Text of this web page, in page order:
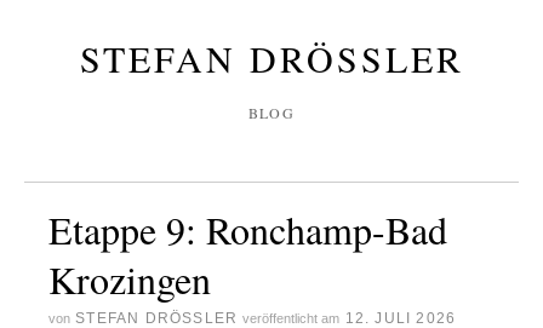
STEFAN DRÖSSLER
BLOG
Etappe 9: Ronchamp-Bad
Krozingen
von STEFAN DRÖSSLER veröffentlicht am 12. JULI 2026